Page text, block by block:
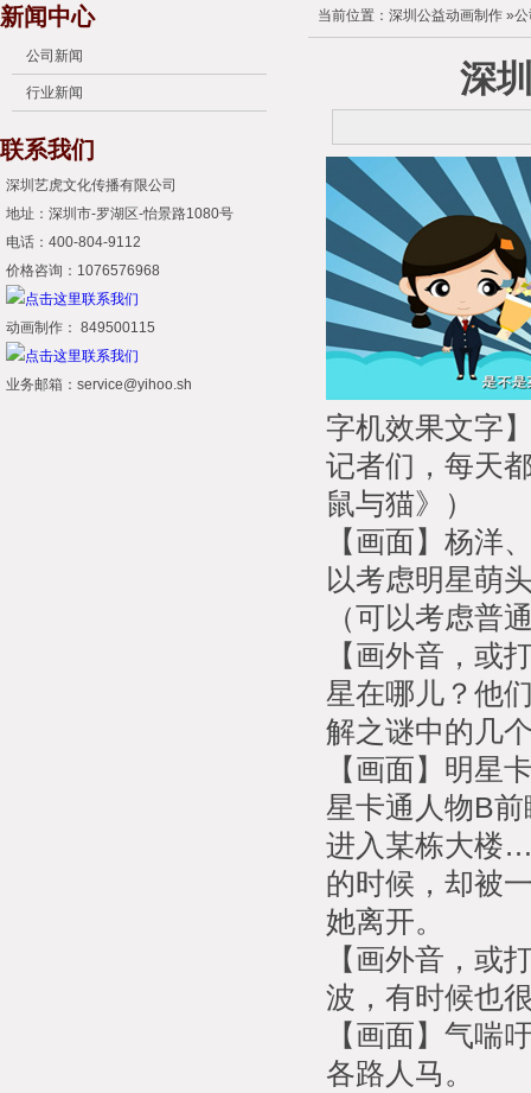
新闻中心
公司新闻
行业新闻
联系我们
深圳艺虎文化传播有限公司
地址：深圳市-罗湖区-怡景路1080号
电话：400-804-9112
价格咨询：1076576968
动画制作： 849500115
业务邮箱：service@yihoo.sh
当前位置： 深圳公益动画制作 »
深
字机效果文字
记者们，每天
鼠与猫》）
【画面】杨
以考虑明星萌
（可以考虑普
【画外音，或
星在哪儿？他
解之谜中的几
【画面】明星
星卡通人物B
进入某栋大楼
的时候，却被
她离开。
【画外音，或
波，有时候也
【画面】气
各路人马。